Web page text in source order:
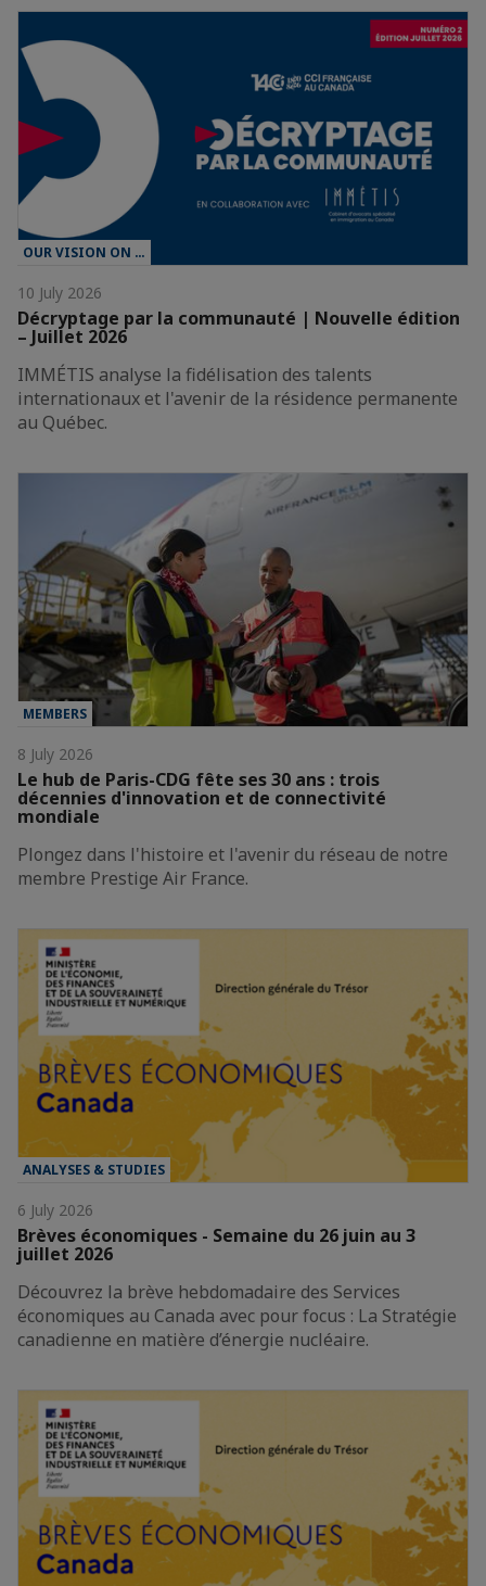
OUR VISION ON …
10 July 2026
Décryptage par la communauté | Nouvelle édition
– Juillet 2026
IMMÉTIS analyse la fidélisation des talents
internationaux et l'avenir de la résidence permanente
au Québec.
MEMBERS
8 July 2026
Le hub de Paris-CDG fête ses 30 ans : trois
décennies d'innovation et de connectivité
mondiale
Plongez dans l'histoire et l'avenir du réseau de notre
membre Prestige Air France.
ANALYSES & STUDIES
6 July 2026
Brèves économiques - Semaine du 26 juin au 3
juillet 2026
Découvrez la brève hebdomadaire des Services
économiques au Canada avec pour focus : La Stratégie
canadienne en matière d’énergie nucléaire.